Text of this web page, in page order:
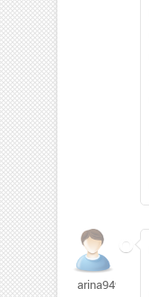
arina9494113